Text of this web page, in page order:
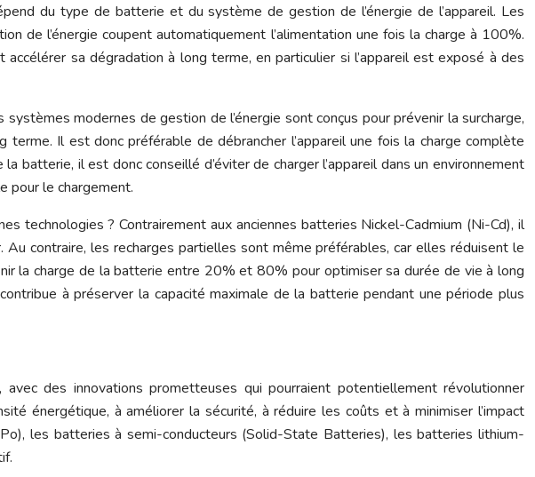
du type de batterie et du système de gestion de l’énergie de l’appareil. Les
de l’énergie coupent automatiquement l’alimentation une fois la charge à 100%.
sa dégradation à long terme, en particulier si l’appareil est exposé à des
modernes de gestion de l’énergie sont conçus pour prévenir la surcharge,
Il est donc préférable de débrancher l’appareil une fois la charge complète
il est donc conseillé d’éviter de charger l’appareil dans un environnement
pour le chargement.
technologies ? Contrairement aux anciennes batteries Nickel-Cadmium (Ni-Cd), il
contraire, les recharges partielles sont même préférables, car elles réduisent le
la charge de la batterie entre 20% et 80% pour optimiser sa durée de vie à long
à préserver la capacité maximale de la batterie pendant une période plus
des innovations prometteuses qui pourraient potentiellement révolutionner
énergétique, à améliorer la sécurité, à réduire les coûts et à minimiser l’impact
les batteries à semi-conducteurs (Solid-State Batteries), les batteries lithium-